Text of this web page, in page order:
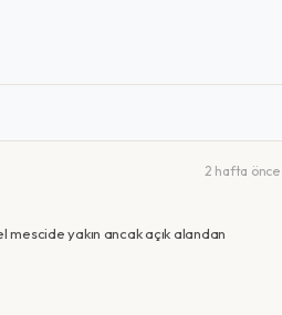
2 hafta önce
yakın ancak açık alandan